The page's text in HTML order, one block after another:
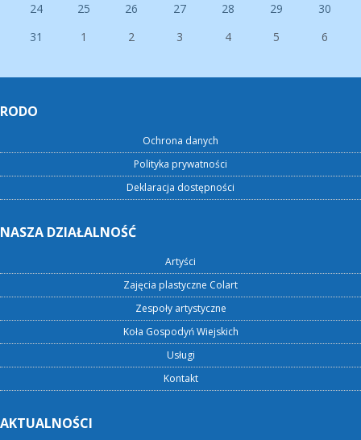
24
25 26 27 28 29
30
31
1 2 3 4 5 6
RODO
Ochrona danych
Polityka prywatności
Deklaracja dostępności
NASZA DZIAŁALNOŚĆ
Artyści
Zajęcia plastyczne Colart
Zespoły artystyczne
Koła Gospodyń Wiejskich
Usługi
Kontakt
AKTUALNOŚCI